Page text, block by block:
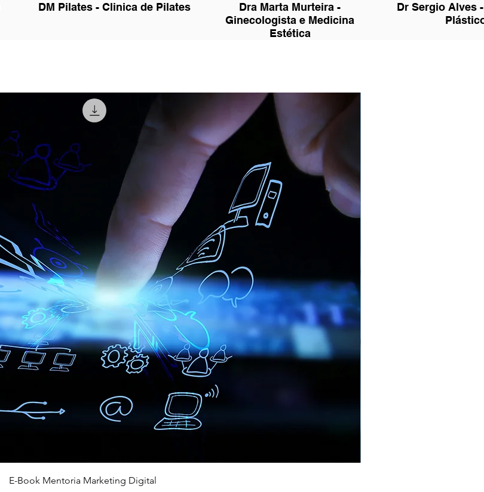
DM Pilates - Clinica de Pilates
Dra Marta Murteira -
Ginecologista e Medicina
Estética
Dr Sergio Alves
Visualização rápida
E-Book Mentoria Marketing Digital